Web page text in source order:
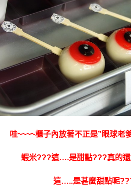
哇~~~~櫃子內放著不正是”眼球老
蝦米???這….是甜點???真的
這…..是甚麼甜點呢